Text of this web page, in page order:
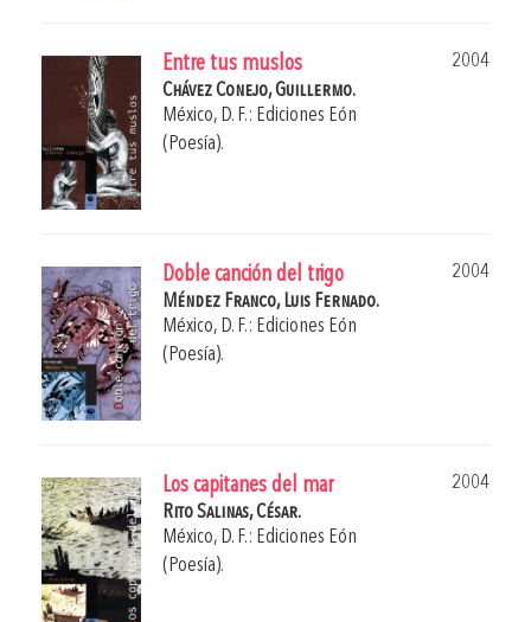
Entre tus muslos
2004
Chávez Conejo, Guillermo.
México, D. F.: Ediciones Eón
(Poesía).
Doble canción del trigo
2004
Méndez Franco, Luis Fernado.
México, D. F.: Ediciones Eón
(Poesía).
Los capitanes del mar
2004
Rito Salinas, César.
México, D. F.: Ediciones Eón
(Poesía).